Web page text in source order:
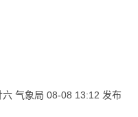
六 气象局 08-08 13:12 发布